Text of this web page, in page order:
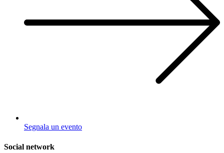
Segnala un evento
Social network